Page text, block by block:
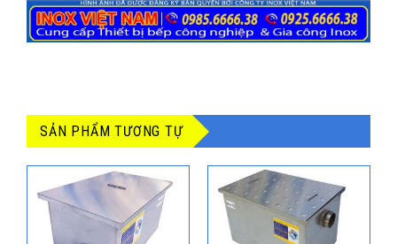
SẢN PHẨM TƯƠNG TỰ